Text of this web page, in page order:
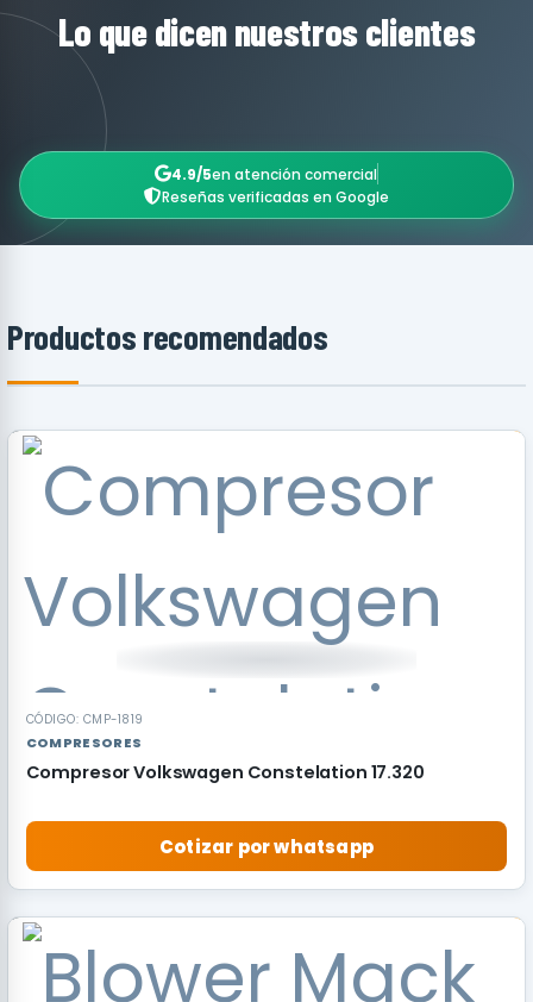
Lo que dicen nuestros clientes
4.9/5en atención comercial
Reseñas verificadas en Google
Productos recomendados
RECOMENDADO
CÓDIGO: CMP-1819
COMPRESORES
Compresor Volkswagen Constelation 17.320
Cotizar por whatsapp
RECOMENDADO